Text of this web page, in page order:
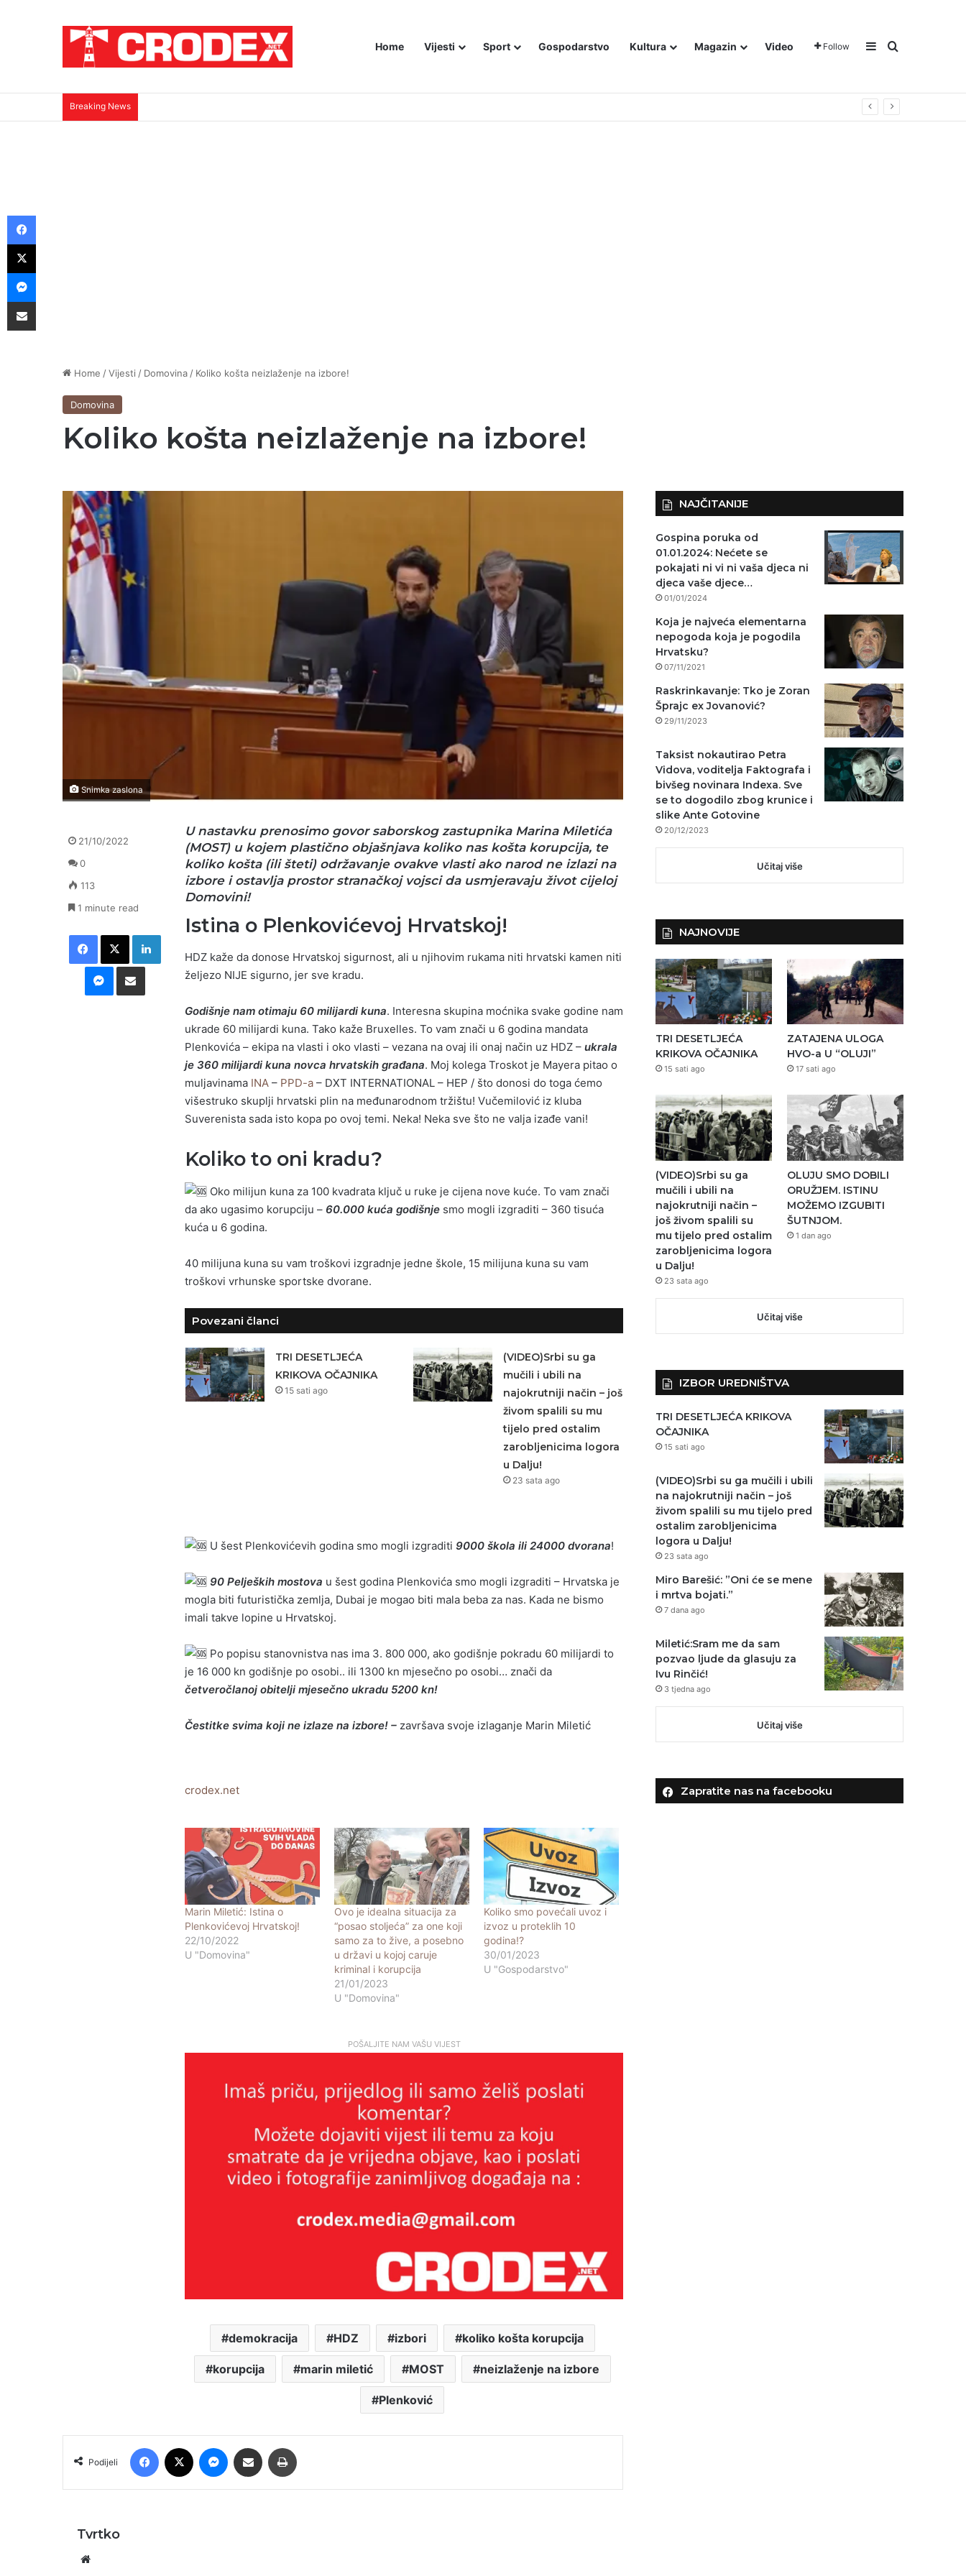
Home Vijesti Sport Gospodarstvo Kultura Magazin Video Follow Sidebar
Traži
Breaking News
Home /Vijesti / Domovina / Koliko košta neizlaženje na izbore!
Domovina
Koliko košta neizlaženje na izbore!
Snimka zaslona
U nastavku prenosimo govor saborskog zastupnika Marina Miletića
(MOST) u kojem plastično objašnjava koliko nas košta korupcija, te
koliko košta (ili šteti) održavanje ovakve vlasti ako narod ne izlazi na
izbore i ostavlja prostor stranačkoj vojsci da usmjeravaju život cijeloj
Domovini!
Istina o Plenkovićevoj Hrvatskoj!
HDZ kaže da donose Hrvatskoj sigurnost, ali u njihovim rukama niti hrvatski kamen niti
željezo NIJE sigurno, jer sve kradu.
Godišnje nam otimaju 60 milijardi kuna. Interesna skupina moćnika svake godine nam
ukrade 60 milijardi kuna. Tako kaže Bruxelles. To vam znači u 6 godina mandata
Plenkovića – ekipa na vlasti i oko vlasti – vezana na ovaj ili onaj način uz HDZ – ukrala
je 360 milijardi kuna novca hrvatskih građana. Moj kolega Troskot je Mayera pitao o
muljavinama INA – PPD-a – DXT INTERNATIONAL – HEP / što donosi do toga ćemo
višestruko skuplji hrvatski plin na međunarodnom tržištu! Vučemilović iz kluba
Suverenista sada isto kopa po ovoj temi. Neka! Neka sve što ne valja izađe vani!
Koliko to oni kradu?
Oko milijun kuna za 100 kvadrata ključ u ruke je cijena nove kuće. To vam znači
da ako ugasimo korupciju – 60.000 kuća godišnje smo mogli izgraditi – 360 tisuća
kuća u 6 godina.
40 milijuna kuna su vam troškovi izgradnje jedne škole, 15 milijuna kuna su vam
troškovi vrhunske sportske dvorane.
Povezani članci
TRI DESETLJEĆA
KRIKOVA OČAJNIKA
15 sati ago
(VIDEO)Srbi su ga
mučili i ubili na
najokrutniji način – još
živom spalili su mu
tijelo pred ostalim
zarobljenicima logora
u Dalju!
23 sata ago
U šest Plenkovićevih godina smo mogli izgraditi 9000 škola ili 24000 dvorana!
90 Peljeških mostova u šest godina Plenkovića smo mogli izgraditi – Hrvatska je
mogla biti futuristička zemlja, Dubai je mogao biti mala beba za nas. Kada ne bismo
imali takve lopine u Hrvatskoj.
Po popisu stanovnistva nas ima 3. 800 000, ako godišnje pokradu 60 milijardi to
je 16 000 kn godišnje po osobi.. ili 1300 kn mjesečno po osobi… znači da
četveročlanoj obitelji mjesečno ukradu 5200 kn!
Čestitke svima koji ne izlaze na izbore! – završava svoje izlaganje Marin Miletić
crodex.net
Marin Miletić: Istina o
Plenkovićevoj Hrvatskoj!
22/10/2022
U "Domovina"
Ovo je idealna situacija za
“posao stoljeća” za one koji
samo za to žive, a posebno
u državi u kojoj caruje
kriminal i korupcija
21/01/2023
U "Domovina"
Koliko smo povećali uvoz i
izvoz u proteklih 10
godina!?
30/01/2023
U "Gospodarstvo"
POŠALJITE NAM VAŠU VIJEST
demokracija HDZ izbori koliko košta korupcija
korupcija marin miletić MOST neizlaženje na izbore
Plenković
21/10/2022
0
113
1 minute read
Facebook
X LinkedIn
Messenger
Podijeli putem E-maila
Podijeli
Facebook Messenger
Podijeli putem E-maila
Tvrtko
Kristalna noć bjelopoljskih Hrvata
Brutalan govor Troskota koji je
za sva vremena
LAŽNI JUBILEJ
Tko štiti nasilne migrante? Slučaj
NAJČITANIJE
Gospina poruka od
01.01.2024: Nećete se
pokajati ni vi ni vaša djeca ni
djeca vaše djece…
01/01/2024
Koja je najveća elementarna
nepogoda koja je pogodila
Hrvatsku?
07/11/2021
Raskrinkavanje: Tko je Zoran
Šprajc ex Jovanović?
29/11/2023
Taksist nokautirao Petra
Vidova, voditelja Faktografa i
bivšeg novinara Indexa. Sve
se to dogodilo zbog krunice i
slike Ante Gotovine
20/12/2023
Učitaj više
NAJNOVIJE
TRI DESETLJEĆA
KRIKOVA OČAJNIKA
15 sati ago
ZATAJENA ULOGA
HVO-a U “OLUJI”
17 sati ago
(VIDEO)Srbi su ga
mučili i ubili na
najokrutniji način –
još živom spalili su
mu tijelo pred ostalim
zarobljenicima logora
u Dalju!
23 sata ago
OLUJU SMO DOBILI
ORUŽJEM. ISTINU
MOŽEMO IZGUBITI
ŠUTNJOM.
1 dan ago
Učitaj više
IZBOR UREDNIŠTVA
TRI DESETLJEĆA KRIKOVA
OČAJNIKA
15 sati ago
(VIDEO)Srbi su ga mučili i ubili
na najokrutniji način – još
živom spalili su mu tijelo pred
ostalim zarobljenicima
logora u Dalju!
23 sata ago
Miro Barešić: ”Oni će se mene
i mrtva bojati.”
7 dana ago
Miletić:Sram me da sam
pozvao ljude da glasuju za
Ivu Rinčić!
3 tjedna ago
Učitaj više
Zapratite nas na facebooku
Facebook
X
Messenger
Podijeli putem E-maila